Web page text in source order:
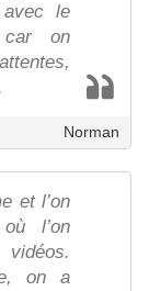
le
car on
Norman
et l’on
l’on
on a